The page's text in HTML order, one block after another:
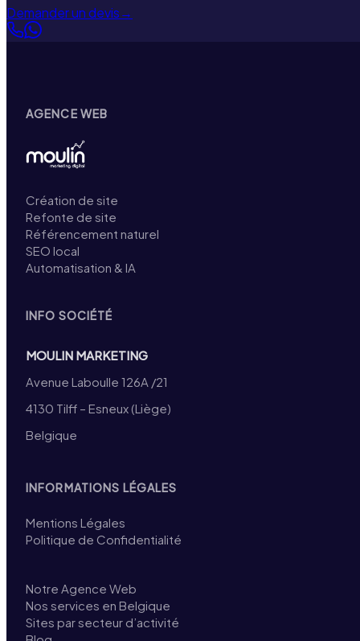
Demander un devis→
AGENCE WEB
Création de site
Refonte de site
Référencement naturel
SEO local
Automatisation & IA
INFO SOCIÉTÉ
MOULIN MARKETING
Avenue Laboulle 126A /21
4130 Tilff – Esneux (Liège)
Belgique
INFORMATIONS LÉGALES
Mentions Légales
Politique de Confidentialité
Notre Agence Web
Nos services en Belgique
Sites par secteur d’activité